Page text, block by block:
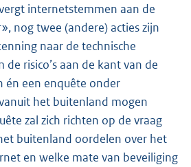
internetstemmen aan de
nog twee (andere) acties zijn
naar de technische
risico’s aan de kant van de
én een enquête onder
het buitenland mogen
zal zich richten op de vraag
buitenland oordelen over het
en welke mate van beveiliging